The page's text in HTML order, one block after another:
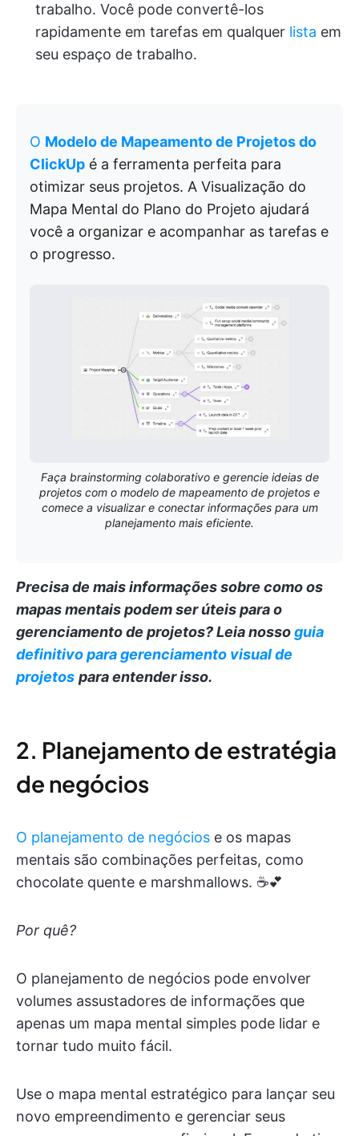
trabalho. Você pode convertê-los
rapidamente em tarefas em qualquer lista em
seu espaço de trabalho.
O Modelo de Mapeamento de Projetos do
ClickUp é a ferramenta perfeita para
otimizar seus projetos. A Visualização do
Mapa Mental do Plano do Projeto ajudará
você a organizar e acompanhar as tarefas e
o progresso.
Faça brainstorming colaborativo e gerencie ideias de
projetos com o modelo de mapeamento de projetos e
comece a visualizar e conectar informações para um
planejamento mais eficiente.
Precisa de mais informações sobre como os
mapas mentais podem ser úteis para o
gerenciamento de projetos?Leia nossoguia
definitivo para gerenciamento visual de
projetos para entender isso.
2. Planejamento de estratégia
de negócios
O planejamento de negócios e os mapas
mentais são combinações perfeitas, como
chocolate quente e marshmallows. ☕️💕
Por quê?
O planejamento de negócios pode envolver
volumes assustadores de informações que
apenas um mapa mental simples pode lidar e
tornar tudo muito fácil.
Use o mapa mental estratégico para lançar seu
novo empreendimento e gerenciar seus